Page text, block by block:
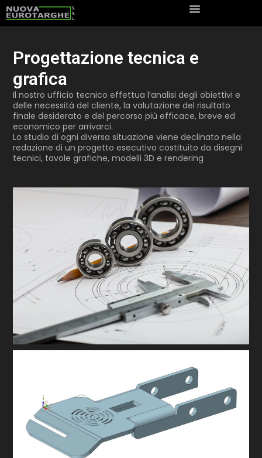
Progettazione tecnica e
grafica
Il nostro ufficio tecnico effettua l’analisi degli obiettivi e
delle necessità del cliente, la valutazione del risultato
finale desiderato e del percorso più efficace, breve ed
economico per arrivarci.
Lo studio di ogni diversa situazione viene declinato nella
redazione di un progetto esecutivo costituito da disegni
tecnici, tavole grafiche, modelli 3D e rendering